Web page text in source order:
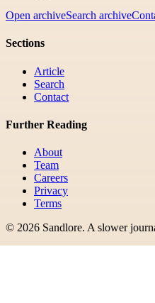
Open archiveSearch archive
Sections
Article
Search
Contact
Further Reading
About
Team
Careers
Privacy
Terms
© 2026 Sandlore. A slower